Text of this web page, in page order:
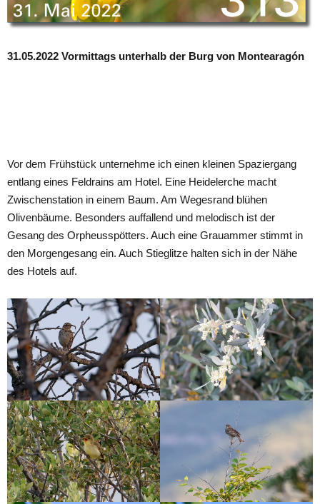
31.05.2022 Vormittags unterhalb der Burg von Montearagón
Vor dem Frühstück unternehme ich einen kleinen Spaziergang
entlang eines Feldrains am Hotel. Eine Heidelerche macht
Zwischenstation in einem Baum. Am Wegesrand blühen
Olivenbäume. Besonders auffallend und melodisch ist der
Gesang des Orpheusspötters. Auch eine Grauammer stimmt in
den Morgengesang ein. Auch Stieglitze halten sich in der Nähe
des Hotels auf.